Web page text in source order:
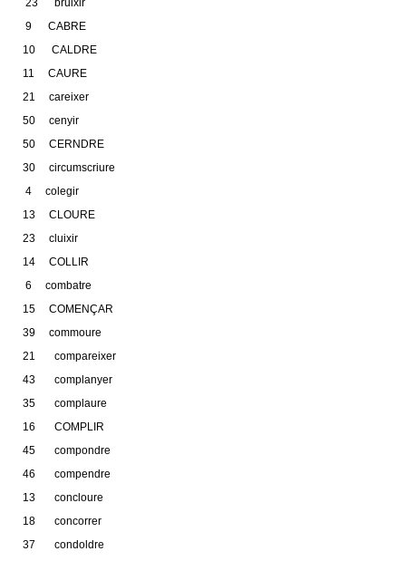
23 bruixir
9 CABRE
10 CALDRE
11 CAURE
21 careixer
50 cenyir
50 CERNDRE
30 circumscriure
4 colegir
13 CLOURE
23 cluixir
14 COLLIR
6 combatre
15 COMENÇAR
39 commoure
21 compareixer
43 complanyer
35 complaure
16 COMPLIR
45 compondre
46 compendre
13 concloure
18 concorrer
37 condoldre